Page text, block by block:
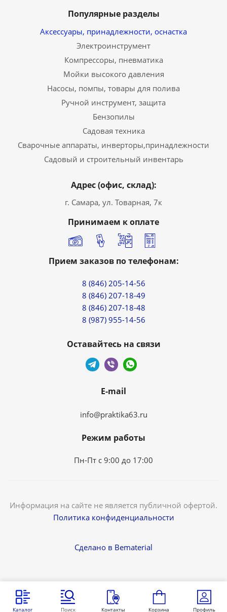
Популярные разделы
Аксессуары, принадлежности, оснастка
Электроинструмент
Компрессоры, пневматика
Мойки высокого давления
Насосы, помпы, товары для полива
Ручной инструмент, защита
Бензопилы
Садовая техника
Сварочные аппараты, инверторы,принадлежности
Садовый и строительный инвентарь
Адрес (офис, склад):
г. Самара, ул. Товарная, 7к
Принимаем к оплате
Прием заказов по телефонам:
8 (846) 205-14-56
8 (846) 207-18-49
8 (846) 207-18-48
8 (987) 955-14-56
Оставайтесь на связи
E-mail
info@praktika63.ru
Режим работы
Пн-Пт с 9:00 до 17:00
Информация на сайте не является публичной офертой.
Политика конфиденциальности
Сделано в Bematerial
Каталог Поиск Контакты Корзина Профиль